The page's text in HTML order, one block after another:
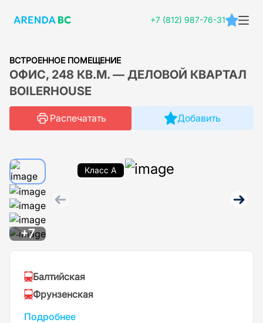
+7 (812) 987-76-31
ВСТРОЕННОЕ ПОМЕЩЕНИЕ
ОФИС, 248 КВ.М. — ДЕЛОВОЙ КВАРТАЛ
BOILERHOUSE
Распечатать Добавить
Класс A
+7
Балтийская
Фрунзенская
Подробнее